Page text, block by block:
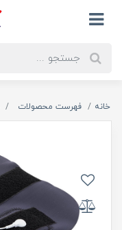
خانه فهرست محصولات